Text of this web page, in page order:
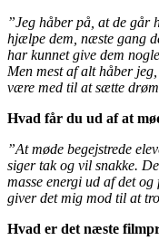
”Jeg håber på, at de går
hjælpe dem, næste gang
har kunnet give dem
Men mest af alt håber
være med til at sætte
Hvad får du ud af at
”At møde begejstrede
siger tak og vil snakke.
masse energi ud af det
giver det mig mod til at
Hvad er det næste